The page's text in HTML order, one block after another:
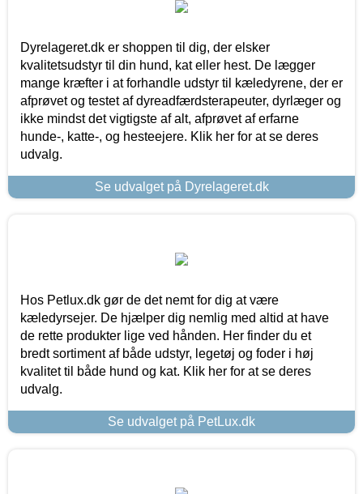
Dyrelageret.dk er shoppen til dig, der elsker
kvalitetsudstyr til din hund, kat eller hest. De lægger
mange kræfter i at forhandle udstyr til kæledyrene, der er
afprøvet og testet af dyreadfærdsterapeuter, dyrlæger og
ikke mindst det vigtigste af alt, afprøvet af erfarne
hunde-, katte-, og hesteejere. Klik her for at se deres
udvalg.
Se udvalget på Dyrelageret.dk
Hos Petlux.dk gør de det nemt for dig at være
kæledyrsejer. De hjælper dig nemlig med altid at have
de rette produkter lige ved hånden. Her finder du et
bredt sortiment af både udstyr, legetøj og foder i høj
kvalitet til både hund og kat. Klik her for at se deres
udvalg.
Se udvalget på PetLux.dk